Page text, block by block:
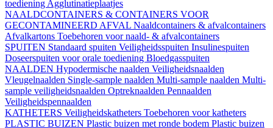
toediening Agglutinatieplaatjes
NAALDCONTAINERS & CONTAINERS VOOR
GECONTAMINEERD AFVAL Naaldcontainers & afvalcontainers
Afvalkartons Toebehoren voor naald- & afvalcontainers
SPUITEN Standaard spuiten Veiligheidsspuiten Insulinespuiten
Doseerspuiten voor orale toediening Bloedgasspuiten
NAALDEN Hypodermische naalden Veiligheidsnaalden
Vleugelnaalden Single-sample naalden Multi-sample naalden Multi-
sample veiligheidsnaalden Optreknaalden Pennaalden
Veiligheidspennaalden
KATHETERS Veiligheidskatheters Toebehoren voor katheters
PLASTIC BUIZEN Plastic buizen met ronde bodem Plastic buizen